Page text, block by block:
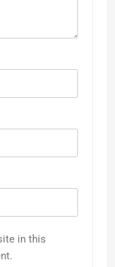
in this